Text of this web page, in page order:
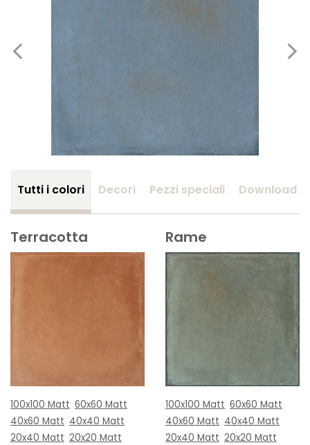
Tutti i colori Decori Pezzi speciali Download
Terracotta
100x100 Matt 60x60 Matt
40x60 Matt 40x40 Matt
20x40 Matt 20x20 Matt
Rame
100x100 Matt 60x60 Matt
40x60 Matt 40x40 Matt
20x40 Matt 20x20 Matt